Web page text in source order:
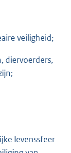
veiligheid;
diervoerders,
levenssfeer